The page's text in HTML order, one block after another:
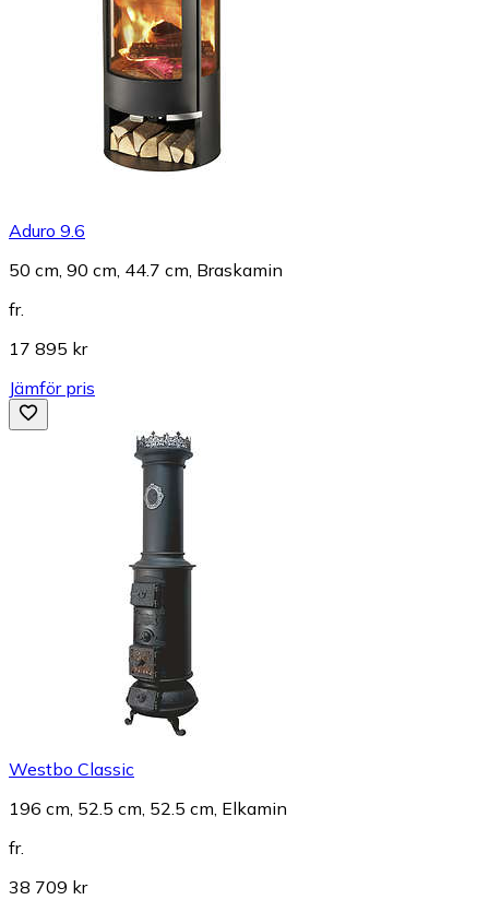
Aduro 9.6
50 cm, 90 cm, 44.7 cm, Braskamin
fr.
17 895 kr
Jämför pris
Westbo Classic
196 cm, 52.5 cm, 52.5 cm, Elkamin
fr.
38 709 kr